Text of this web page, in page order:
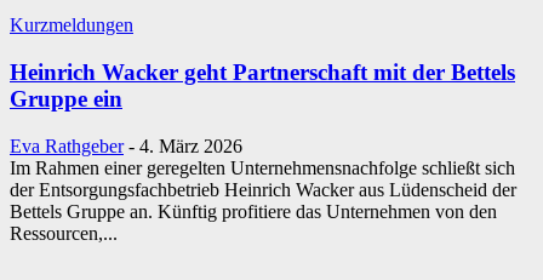
Kurzmeldungen
Heinrich Wacker geht Partnerschaft mit der Bettels
Gruppe ein
Eva Rathgeber - 4. März 2026
Im Rahmen einer geregelten Unternehmensnachfolge schließt sich
der Entsorgungsfachbetrieb Heinrich Wacker aus Lüdenscheid der
Bettels Gruppe an. Künftig profitiere das Unternehmen von den
Ressourcen,...